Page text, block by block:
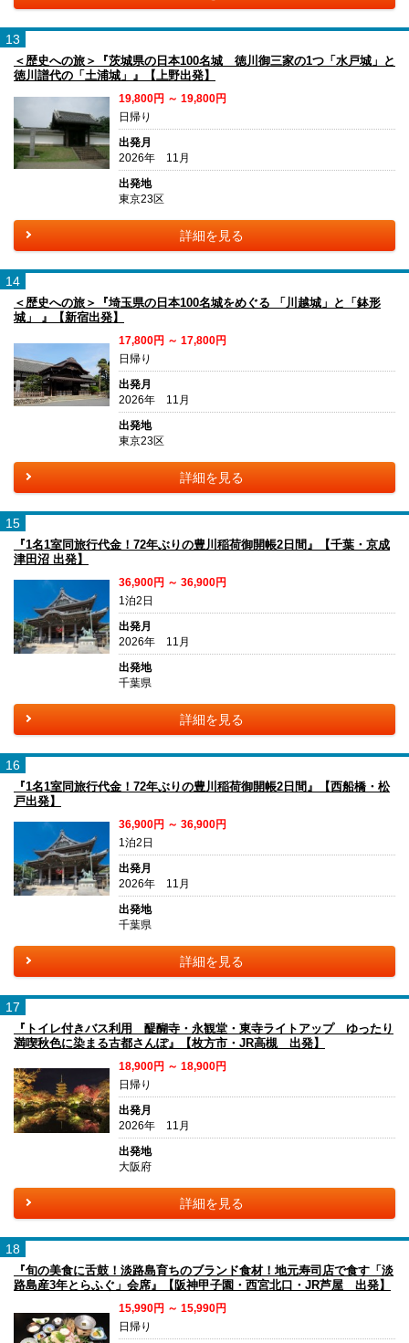
13
＜歴史への旅＞『茨城県の日本100名城 徳川御三家の1つ「水戸城」と
徳川譜代の「土浦城」』【上野出発】
19,800円 ～ 19,800円
日帰り
出発月
2026年 11月
出発地
東京23区
詳細を見る
14
＜歴史への旅＞『埼玉県の日本100名城をめぐる 「川越城」と「鉢形
城」 』【新宿出発】
17,800円 ～ 17,800円
日帰り
出発月
2026年 11月
出発地
東京23区
詳細を見る
15
『1名1室同旅行代金！72年ぶりの豊川稲荷御開帳2日間』【千葉・京成
津田沼 出発】
36,900円 ～ 36,900円
1泊2日
出発月
2026年 11月
出発地
千葉県
詳細を見る
16
『1名1室同旅行代金！72年ぶりの豊川稲荷御開帳2日間』【西船橋・松
戸出発】
36,900円 ～ 36,900円
1泊2日
出発月
2026年 11月
出発地
千葉県
詳細を見る
17
『トイレ付きバス利用 醍醐寺・永観堂・東寺ライトアップ ゆったり
満喫秋色に染まる古都さんぽ』【枚方市・JR高槻 出発】
18,900円 ～ 18,900円
日帰り
出発月
2026年 11月
出発地
大阪府
詳細を見る
18
『旬の美食に舌鼓！淡路島育ちのブランド食材！地元寿司店で食す「淡
路島産3年とらふぐ」会席』【阪神甲子園・西宮北口・JR芦屋 出発】
15,990円 ～ 15,990円
日帰り